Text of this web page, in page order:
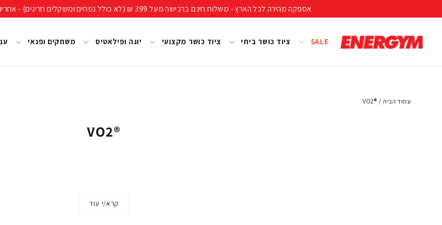
קריאה
אספקה מהירה לכל הארץ - משלוח חינם ברכישה מעל 399 ₪ (לא כולל נפחים ומשקלים חריגים) - אחריות יבואן רשמי, מעל 40 שנות ניסיון!
SALE ציוד כושר ביתי ציוד כושר מקצועי יוגה ופילאטיס משחקים ופנאי
עמוד הבית /
®VO2
®VO2
קרא/י עוד